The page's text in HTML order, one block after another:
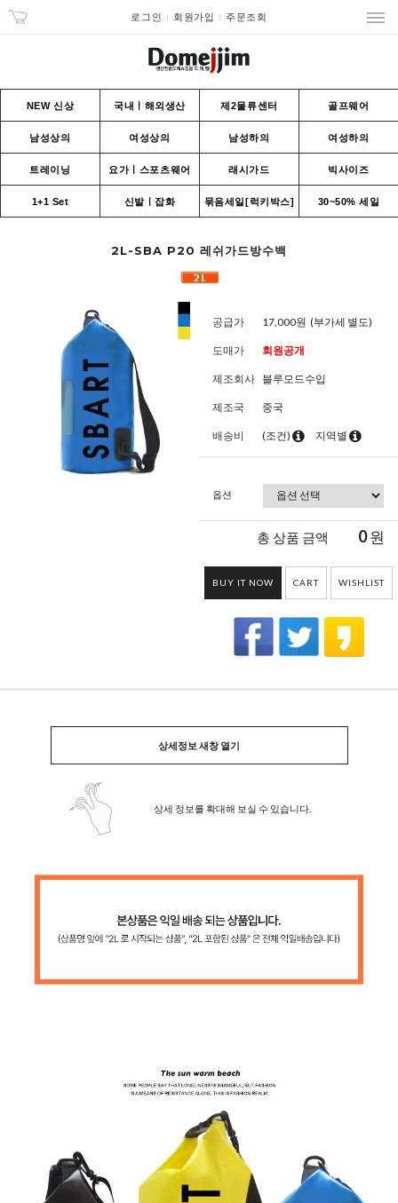
로그인 회원가입 주문조회
NEW 신상 국내ㅣ해외생산 제2물류센터 골프웨어
남성상의 여성상의 남성하의 여성하의
트레이닝 요가ㅣ스포츠웨어 래시가드 빅사이즈
1+1 Set 신발ㅣ잡화 묶음세일[럭키박스] 30~50% 세일
2L-SBA P20 레쉬가드방수백
공급가 17,000원 (부가세 별도)
도매가 회원공개
제조회사 블루모드수입
제조국 중국
배송비 (조건) 지역별
옵션
총 상품 금액 0원
BUY IT NOW CART WISHLIST
상세정보 새창 열기
상세 정보를 확대해 보실 수 있습니다.